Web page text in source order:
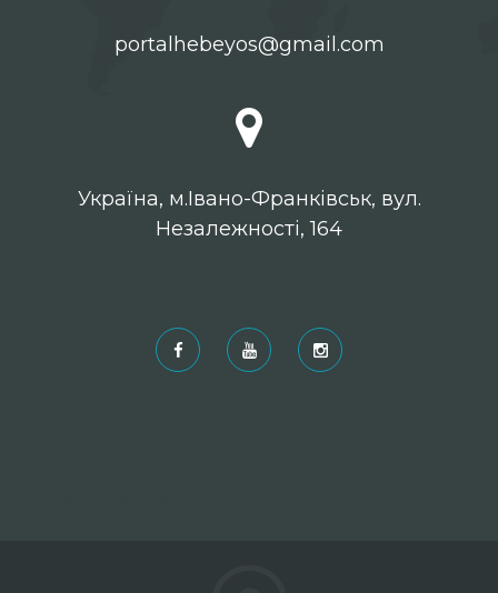
portalhebeyos@gmail.com
Українa, м.Івано-Франківськ, вул.
Незалежності, 164